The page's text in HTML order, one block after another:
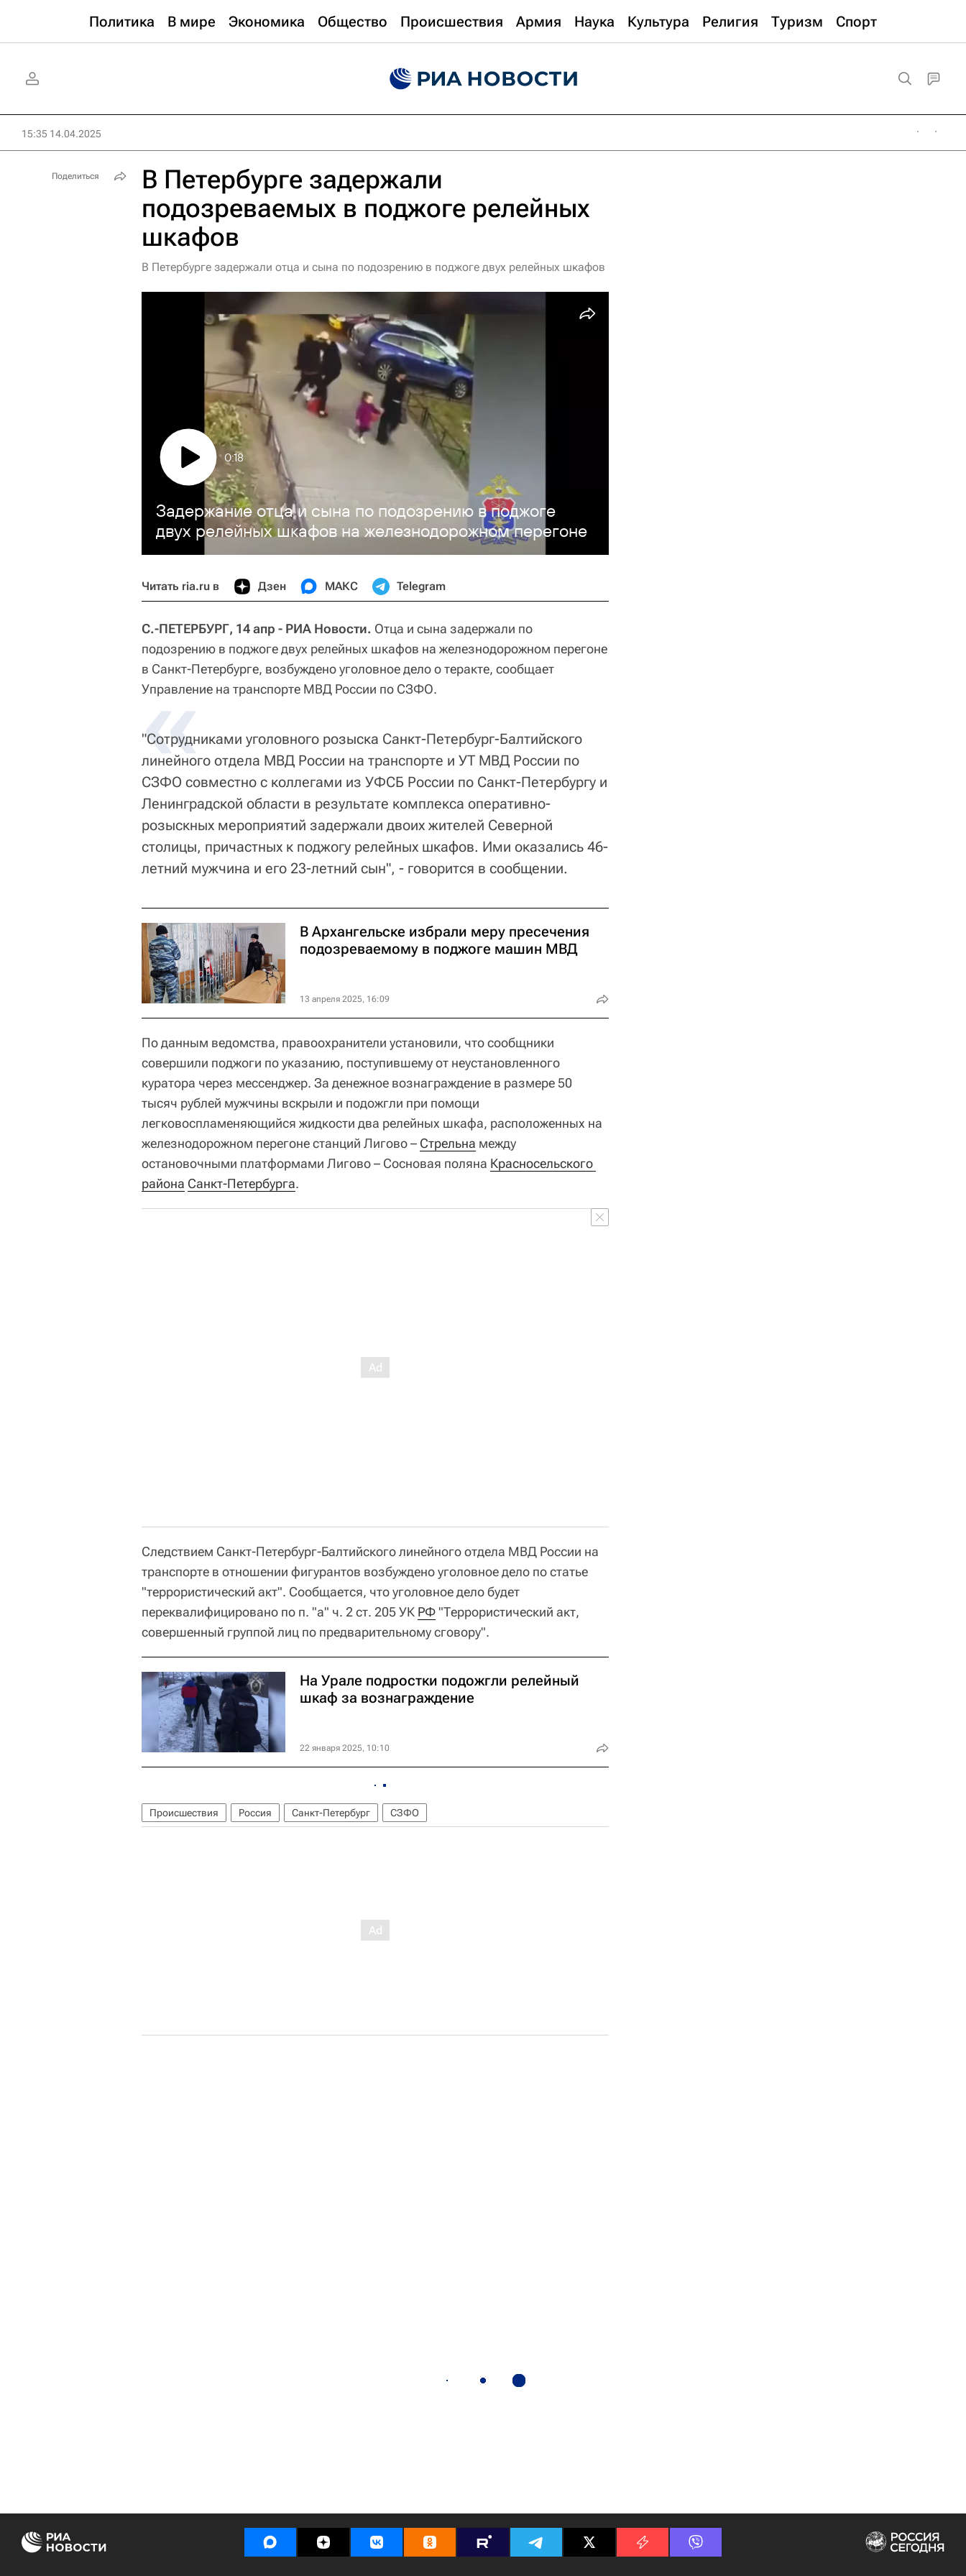
Политика В мире Экономика Общество Происшествия Армия Наука Культура Религия Туризм Спорт
15:35 14.04.2025
В Петербурге задержали
подозреваемых в поджоге релейных
шкафов
В Петербурге задержали отца и сына по подозрению в поджоге двух релейных шкафов
Задержание отца и сына по подозрению в поджоге
двух релейных шкафов на железнодорожном перегоне
0:18
Читать ria.ru в Дзен МАКС Telegram
С.-ПЕТЕРБУРГ, 14 апр - РИА Новости. Отца и сына задержали по
подозрению в поджоге двух релейных шкафов на железнодорожном перегоне
в Санкт-Петербурге, возбуждено уголовное дело о теракте, сообщает
Управление на транспорте МВД России по СЗФО.
«
"Сотрудниками уголовного розыска Санкт-Петербург-Балтийского
линейного отдела МВД России на транспорте и УТ МВД России по
СЗФО совместно с коллегами из УФСБ России по Санкт-Петербургу и
Ленинградской области в результате комплекса оперативно-
розыскных мероприятий задержали двоих жителей Северной
столицы, причастных к поджогу релейных шкафов. Ими оказались 46-
летний мужчина и его 23-летний сын", - говорится в сообщении.
В Архангельске избрали меру пресечения
подозреваемому в поджоге машин МВД
13 апреля 2025, 16:09
По данным ведомства, правоохранители установили, что сообщники
совершили поджоги по указанию, поступившему от неустановленного
куратора через мессенджер. За денежное вознаграждение в размере 50
тысяч рублей мужчины вскрыли и подожгли при помощи
легковоспламеняющийся жидкости два релейных шкафа, расположенных на
железнодорожном перегоне станций Лигово – Стрельна между
остановочными платформами Лигово – Сосновая поляна Красносельского
района Санкт-Петербурга.
Следствием Санкт-Петербург-Балтийского линейного отдела МВД России на
транспорте в отношении фигурантов возбуждено уголовное дело по статье
"террористический акт". Сообщается, что уголовное дело будет
переквалифицировано по п. "а" ч. 2 ст. 205 УК РФ "Террористический акт,
совершенный группой лиц по предварительному сговору".
На Урале подростки подожгли релейный
шкаф за вознаграждение
22 января 2025, 10:10
Происшествия Россия Санкт-Петербург СЗФО
Поделиться